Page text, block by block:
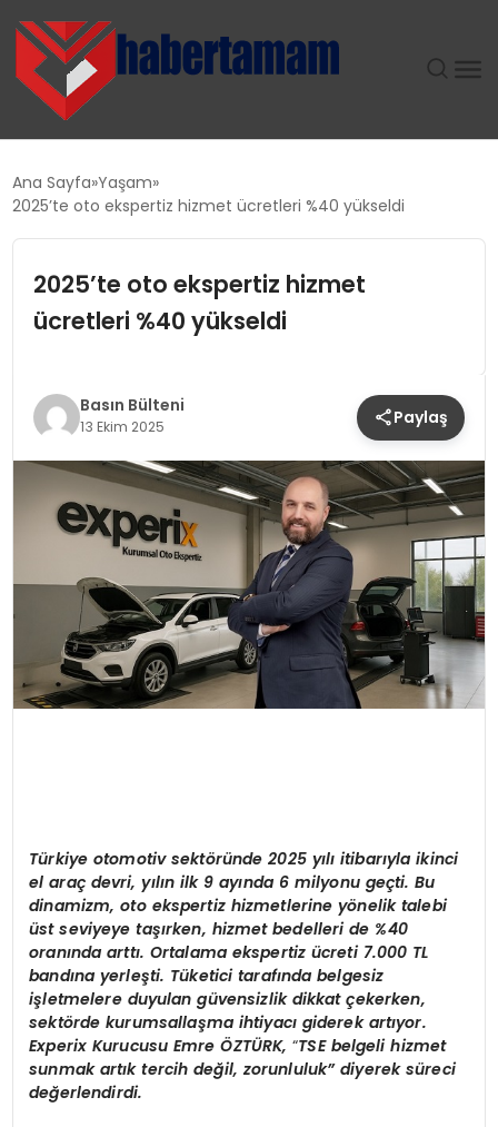
SPOR
EKONOMI
MAGAZIN
SIYASET
EĞITIM
YAŞAM
Ana Sayfa Yaşam
2025’te oto ekspertiz hizmet ücretleri %40 yükseldi
2025’te oto ekspertiz hizmet
ücretleri %40 yükseldi
Basın Bülteni
13 Ekim 2025 Paylaş
Türkiye otomotiv sektöründe 2025 yılı itibarıyla ikinci
el araç devri, yılın ilk 9 ayında 6 milyonu geçti. Bu
dinamizm, oto ekspertiz hizmetlerine yönelik talebi
üst seviyeye taşırken, hizmet bedelleri de %40
oranında arttı. Ortalama ekspertiz ücreti 7.000 TL
bandına yerleşti. Tüketici tarafında belgesiz
işletmelere duyulan güvensizlik dikkat çekerken,
sektörde kurumsallaşma ihtiyacı giderek artıyor.
Experix Kurucusu Emre ÖZTÜRK,“TSE belgeli hizmet
sunmak artık tercih değil, zorunluluk” diyerek süreci
değerlendirdi.